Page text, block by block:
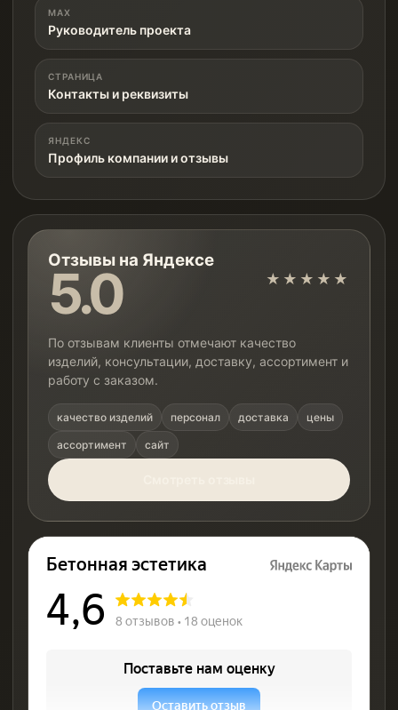
MAX
Руководитель проекта
СТРАНИЦА
Контакты и реквизиты
ЯНДЕКС
Профиль компании и отзывы
Отзывы на Яндексе
5.0 ★★★★★
По отзывам клиенты отмечают качество
изделий, консультации, доставку, ассортимент и
работу с заказом.
качество изделий персонал доставка цены
ассортимент сайт